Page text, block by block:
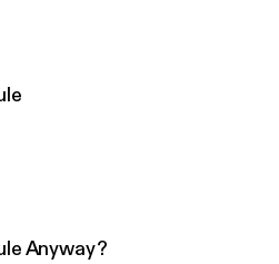
Anyway?